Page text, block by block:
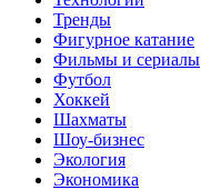
Тренды
Фигурное катание
Фильмы и сериалы
Футбол
Хоккей
Шахматы
Шоу-бизнес
Экология
Экономика